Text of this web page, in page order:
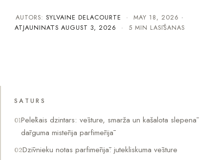
AUTORS: SYLVAINE DELACOURTE ·MAY 18, 2026 ·
ATJAUNINĀTS AUGUST 3, 2026 · 5 MIN LASĪŠANAS
SATURS
Pelēkais dzintars: vēsture, smarža un kašalota slepenā
dārguma mistērija parfimērijā
Dzīvnieku notas parfimērijā: jutekliskuma vēsture